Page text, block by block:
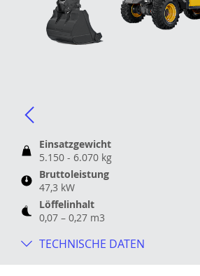
Einsatzgewicht
5.150 - 6.070 kg
Bruttoleistung
47,3 kW
Löffelinhalt
0,07 – 0,27 m3
TECHNISCHE DATEN